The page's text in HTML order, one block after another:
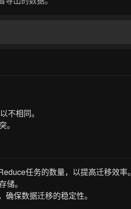
不相同。
。
任务的数量，以提高迁移效率。
储。
保数据迁移的稳定性。